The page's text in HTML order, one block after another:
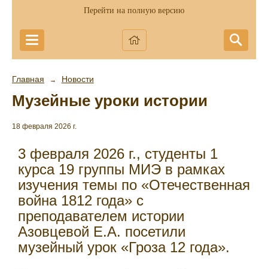
Перейти на полную версию
Главная → Новости
Музейные уроки истории
18 февраля 2026 г.
3 февраля 2026 г., студенты 1
курса 19 группы МИЭ в рамках
изучения темы по «Отечественная
война 1812 года» с
преподавателем истории
Азовцевой Е.А. посетили
музейный урок «Гроза 12 года».